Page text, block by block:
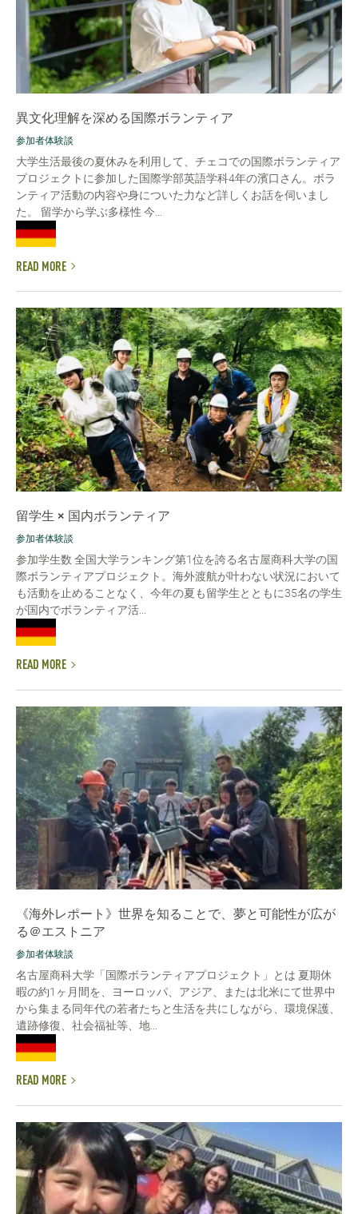
異文化理解を深める国際ボランティア
参加者体験談
大学生活最後の夏休みを利用して、チェコでの国際ボランティア
プロジェクトに参加した国際学部英語学科4年の濱口さん。ボラ
ンティア活動の内容や身についた力など詳しくお話を伺いまし
た。 留学から学ぶ多様性 今...
READ MORE
留学生 × 国内ボランティア
参加者体験談
参加学生数 全国大学ランキング第1位を誇る名古屋商科大学の国
際ボランティアプロジェクト。海外渡航が叶わない状況において
も活動を止めることなく、今年の夏も留学生とともに35名の学生
が国内でボランティア活...
READ MORE
《海外レポート》世界を知ることで、夢と可能性が広が
る＠エストニア
参加者体験談
名古屋商科大学「国際ボランティアプロジェクト」とは 夏期休
暇の約1ヶ月間を、ヨーロッパ、アジア、または北米にて世界中
から集まる同年代の若者たちと生活を共にしながら、環境保護、
遺跡修復、社会福祉等、地...
READ MORE